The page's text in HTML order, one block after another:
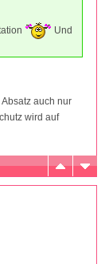
Und
auch nur
wird auf